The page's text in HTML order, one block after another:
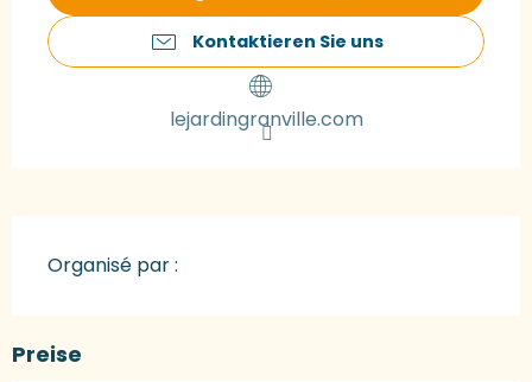
Kontaktieren Sie uns
lejardingranville.com
Organisé par :
Preise